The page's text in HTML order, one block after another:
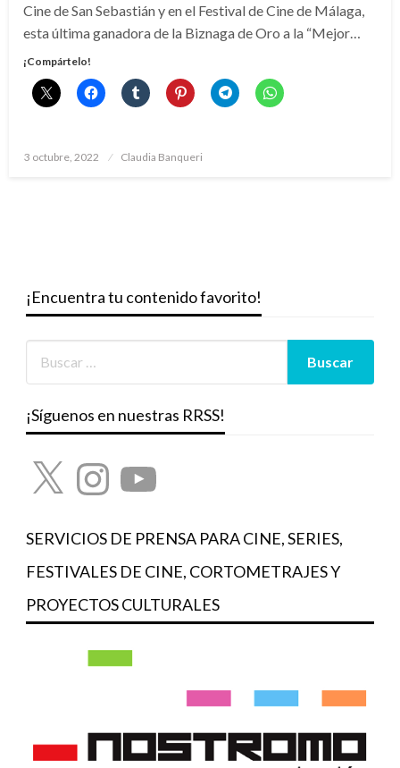
Cine de San Sebastián y en el Festival de Cine de Málaga,
esta última ganadora de la Biznaga de Oro a la “Mejor…
¡Compártelo!
Publicado
3 octubre, 2022 Claudia Banqueri
¡Encuentra tu contenido favorito!
¡Síguenos en nuestras RRSS!
X InstagramYouTube
SERVICIOS DE PRENSA PARA CINE, SERIES,
FESTIVALES DE CINE, CORTOMETRAJES Y
PROYECTOS CULTURALES